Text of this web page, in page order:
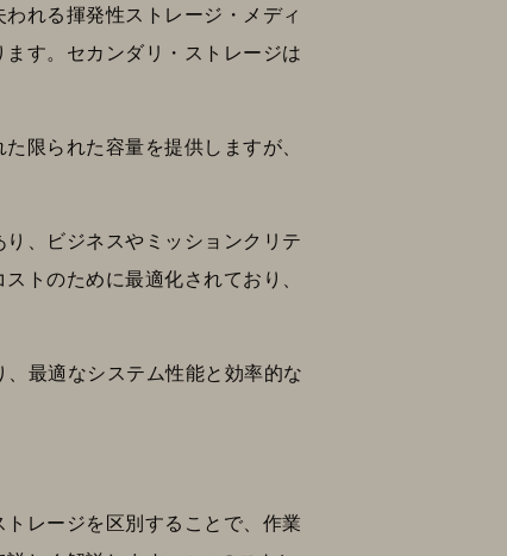
れる揮発性ストレージ・メディ
す。セカンダリ・ストレージは
限られた容量を提供しますが、
、ビジネスやミッションクリテ
トのために最適化されており、
最適なシステム性能と効率的な
レージを区別することで、作業